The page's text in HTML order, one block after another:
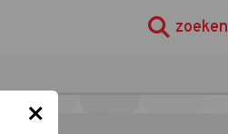
zoeken
×